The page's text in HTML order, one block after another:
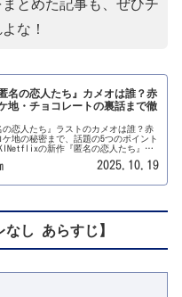
とめた記事も、ぜひチ
な！
名の恋人たち』カメオは誰？赤
地・チョコレートの裏話まで徹
の恋人たち』ラストのカメオは誰？赤
地の秘密まで、話題の5つのポイント
の新作『匿名の恋人たち』、
、あの人出てたの！？」「あのチョコ
が満載なんですよねーー。この記事
、壮亮とハナの「奇跡の恋」につい
。でも、このドラマの“奇跡”は、そ
ョコレート、めちゃくちゃ美味しそ
2025.10.19
なし あらすじ】